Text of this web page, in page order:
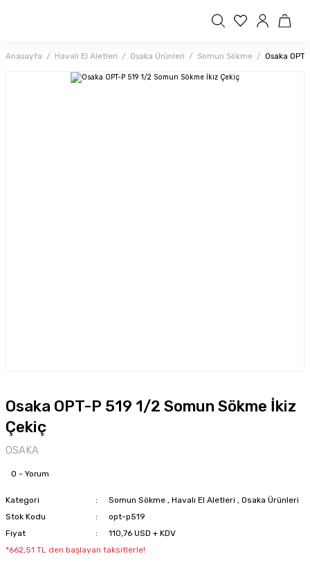
Anasayfa Havalı El Aletleri Osaka Ürünleri Somun Sökme Osaka
Osaka OPT-P 519 1/2 Somun Sökme İkiz
Çekiç
OSAKA
0 - Yorum
Kategori Somun Sökme , Havalı El Aletleri , Osaka Ürünleri
Stok Kodu
opt-p519
Fiyat
110,76 USD + KDV
*662,51 TL den başlayan taksitlerle!